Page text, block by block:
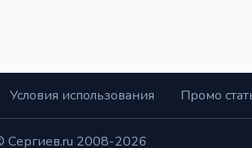
Условия использования Промо
Сергиев.ru 2008-2026